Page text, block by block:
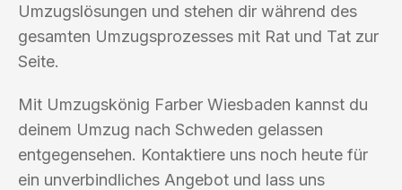
Umzugslösungen und stehen dir während des
gesamten Umzugsprozesses mit Rat und Tat zur
Seite.
Mit Umzugskönig Farber Wiesbaden kannst du
deinem Umzug nach Schweden gelassen
entgegensehen. Kontaktiere uns noch heute für
ein unverbindliches Angebot und lass uns